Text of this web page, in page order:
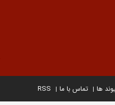
ها تماس با ما RSS